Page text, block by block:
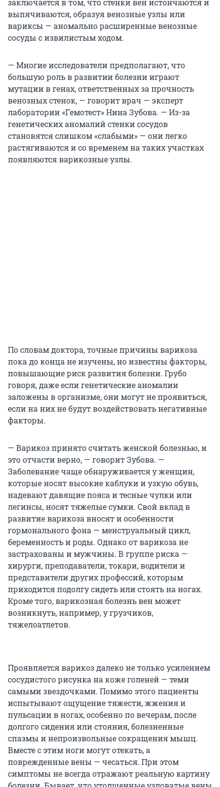
выпячиваются, образуя венозные узлы или
вариксы — аномально расширенные венозные
сосуды с извилистым ходом.
— Многие исследователи предполагают, что
большую роль в развитии болезни играют
мутации в генах, ответственных за прочность
венозных стенок, — говорит врач — эксперт
лаборатории «Гемотест» Нина Зубова. — Из-за
генетических аномалий стенки сосудов
становятся слишком «слабыми» — они легко
растягиваются и со временем на таких участках
появляются варикозные узлы.
По словам доктора, точные причины варикоза
пока до конца не изучены, но известны факторы,
повышающие риск развития болезни. Грубо
говоря, даже если генетические аномалии
заложены в организме, они могут не проявиться,
если на них не будут воздействовать негативные
факторы.
— Варикоз принято считать женской болезнью, и
это отчасти верно, — говорит Зубова. —
Заболевание чаще обнаруживается у женщин,
которые носят высокие каблуки и узкую обувь,
надевают давящие пояса и тесные чулки или
легинсы, носят тяжелые сумки. Свой вклад в
развитие варикоза вносят и особенности
гормонального фона — менструальный цикл,
беременность и роды. Однако от варикоза не
застрахованы и мужчины. В группе риска —
хирурги, преподаватели, токари, водители и
представители других профессий, которым
приходится подолгу сидеть или стоять на ногах.
Кроме того, варикозная болезнь вен может
возникнуть, например, у грузчиков,
тяжелоатлетов.
Проявляется варикоз далеко не только усилением
сосудистого рисунка на коже голеней — теми
самыми звездочками. Помимо этого пациенты
испытывают ощущение тяжести, жжения и
пульсации в ногах, особенно по вечерам, после
долгого сидения или стояния, болезненные
спазмы и непроизвольные сокращения мышц.
Вместе с этим ноги могут отекать, а
поврежденные вены — чесаться. При этом
симптомы не всегда отражают реальную картину